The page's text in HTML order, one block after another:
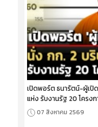
เปิดพอร์ต ธนารัตน์-ผู้เปิ
แห่ง รับงานรัฐ 20 โครงก
07 สิงหาคม 2569